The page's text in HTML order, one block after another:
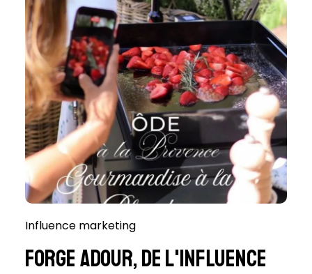
Influence marketing
Forge Adour, de l'influence